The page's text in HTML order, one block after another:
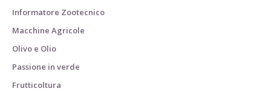
Informatore Zootecnico
Macchine Agricole
Olivo e Olio
Passione in verde
Frutticoltura